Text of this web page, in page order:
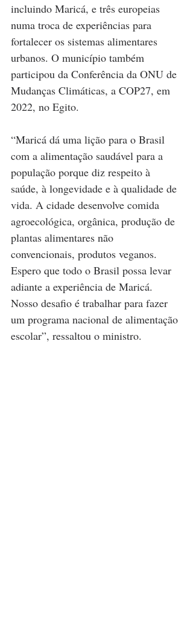
incluindo Maricá, e três europeias
numa troca de experiências para
fortalecer os sistemas alimentares
urbanos. O município também
participou da Conferência da ONU de
Mudanças Climáticas, a COP27, em
2022, no Egito.
“Maricá dá uma lição para o Brasil
com a alimentação saudável para a
população porque diz respeito à
saúde, à longevidade e à qualidade de
vida. A cidade desenvolve comida
agroecológica, orgânica, produção de
plantas alimentares não
convencionais, produtos veganos.
Espero que todo o Brasil possa levar
adiante a experiência de Maricá.
Nosso desafio é trabalhar para fazer
um programa nacional de alimentação
escolar”, ressaltou o ministro.